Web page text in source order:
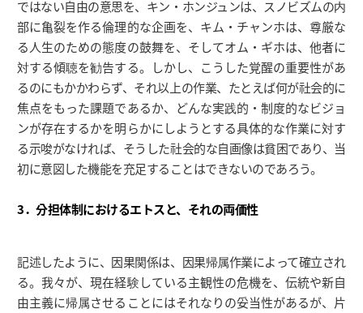
ではない自由の意思を、キン・ホンジュンは、スノビズムの内
部に亀裂を作る倫理的な企画を、キム・チャンホは、尊厳な
る人生のための態度の鼓舞を、そしてオム・ギホは、他者に
対する傾聴を勧告する。しかし、こうした覚醒の重要性があ
るのにもかかわらず、それ以上の作業、たとえば何が社会的に
焦点をもった課題であるか、どんな実践的・制度的なビジョ
ンが存在するかを明らかにしようとする具体的な作業に対す
る示唆がなければ、そうした社会的な自画像は貧困であり、当
初に意図した機能を充足することはできないのであろう。
3．分担体制におけるエトスと、それの両価性
記述したように、因果関係は、因果帰属作業によって確立され
る。我々が、現在経験している主観性の危機を、伝統や新自
由主義に帰属させることにはそれなりの妥当性があるが、片